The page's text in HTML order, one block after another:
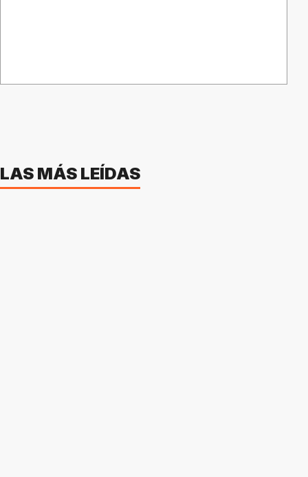
LAS MÁS LEÍDAS